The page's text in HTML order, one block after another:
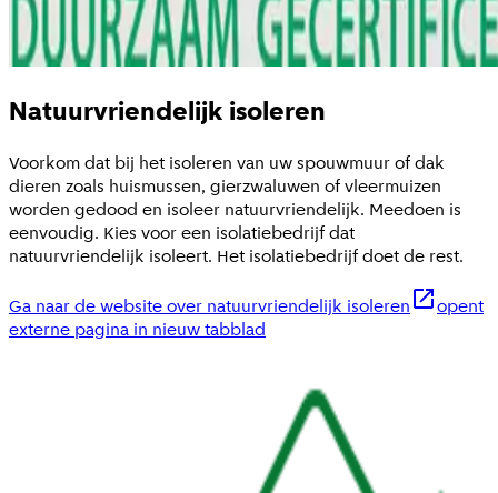
Natuurvriendelijk isoleren
Voorkom dat bij het isoleren van uw spouwmuur of dak
dieren zoals huismussen, gierzwaluwen of vleermuizen
worden gedood en isoleer natuurvriendelijk. Meedoen is
eenvoudig. Kies voor een isolatiebedrijf dat
natuurvriendelijk isoleert. Het isolatiebedrijf doet de rest.
Ga naar de website over natuurvriendelijk isoleren
opent
externe pagina in nieuw tabblad